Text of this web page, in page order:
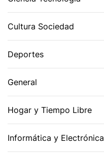
Cultura Sociedad
Deportes
General
Hogar y Tiempo Libre
Informática y Electrónica